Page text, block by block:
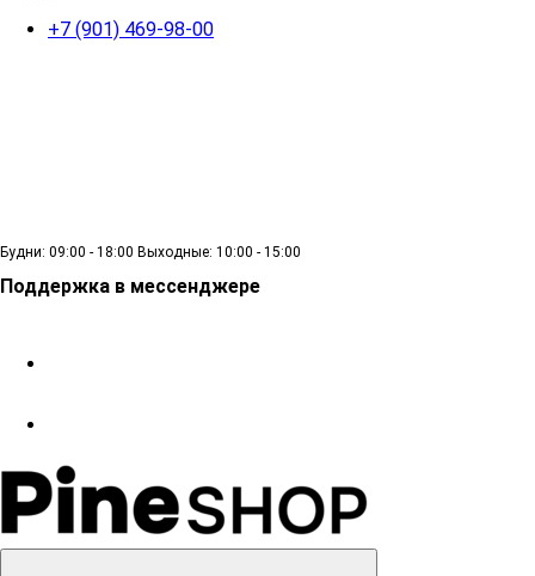
+7 (901) 469-98-00
Будни: 09:00 - 18:00 Выходные: 10:00 - 15:00
Поддержка в мессенджере